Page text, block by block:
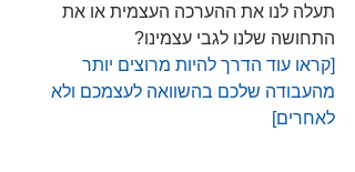
תעלה לנו את ההערכה העצמית או את
התחושה שלנו לגבי עצמינו?
[קראו עוד הדרך להיות מרוצים יותר
מהעבודה שלכם בהשוואה לעצמכם ולא
לאחרים]